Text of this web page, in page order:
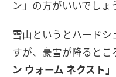
ン」の方がいいでしょ
雪山というとハード
すが、豪雪が降るとこ
ン ウォーム ネクスト